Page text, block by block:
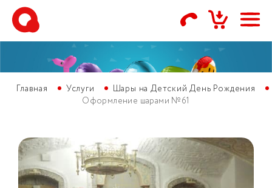
Главная Услуги
Шары на Детский День Рождения
Оформление шарами №61